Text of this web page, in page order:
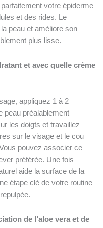
votre épiderme
et des rides. Le
peau et améliore son
plus lisse.
et avec quelle crème
appliquez 1 à 2
peau préalablement
les doigts et travaillez
sur le visage et le cou
pouvez associer ce
préférée. Une fois
aide la surface de la
étape clé de votre routine
de l’aloe vera et de